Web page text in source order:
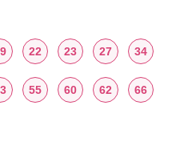
22 23 27 34
55 60 62 66